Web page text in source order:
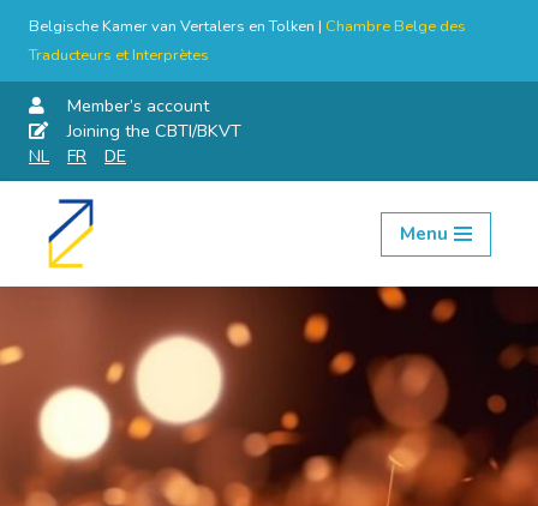
Belgische Kamer van Vertalers en Tolken | Chambre Belge des
Traducteurs et Interprètes
Member’s account
Joining the CBTI/BKVT
NL
FR DE
Skip
Menu